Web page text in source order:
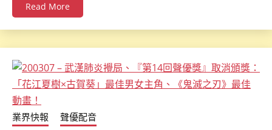
Read More
業界快報 聲優配音